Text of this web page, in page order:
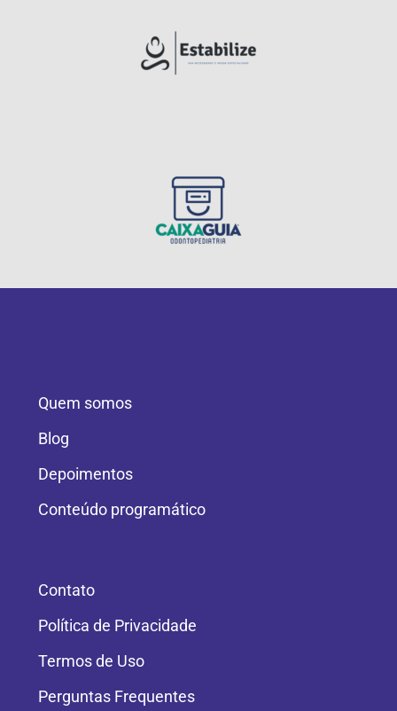
Quem somos
Blog
Depoimentos
Conteúdo programático
Contato
Política de Privacidade
Termos de Uso
Perguntas Frequentes